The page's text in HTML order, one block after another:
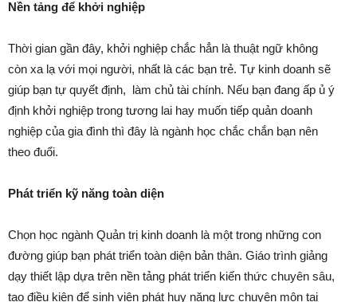
Nền tảng để khởi nghiệp
Thời gian gần đây, khởi nghiệp chắc hẳn là thuật ngữ không
còn xa lạ với mọi người, nhất là các bạn trẻ. Tự kinh doanh sẽ
giúp bạn tự quyết định, làm chủ tài chính. Nếu bạn đang ấp ủ ý
định khởi nghiệp trong tương lai hay muốn tiếp quản doanh
nghiệp của gia đình thì đây là ngành học chắc chắn bạn nên
theo đuổi.
Phát triển kỹ năng toàn diện
Chọn học ngành Quản trị kinh doanh là một trong những con
đường giúp bạn phát triển toàn diện bản thân. Giáo trình giảng
dạy thiết lập dựa trên nền tảng phát triển kiến thức chuyên sâu,
tạo điều kiện để sinh viên phát huy năng lực chuyên môn tại